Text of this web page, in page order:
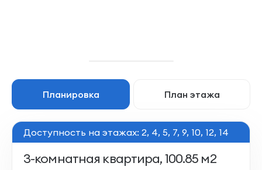
Планировка План этажа
Доступность на этажах: 2, 4, 5, 7, 9, 10, 12, 14
3-комнатная квартира, 100.85 м2